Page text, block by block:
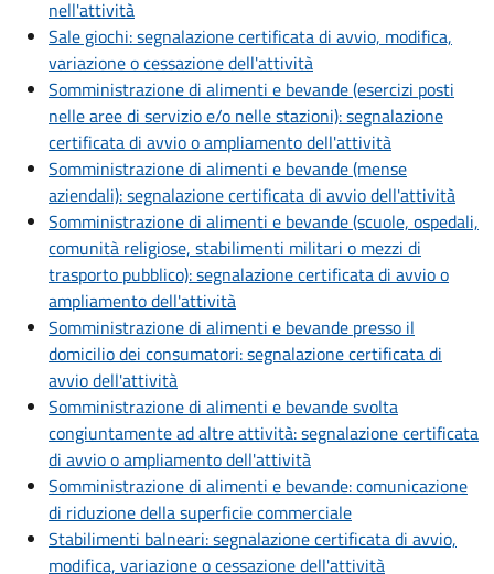
nell'attività
Sale giochi: segnalazione certificata di avvio, modifica,
variazione o cessazione dell'attività
Somministrazione di alimenti e bevande (esercizi posti
nelle aree di servizio e/o nelle stazioni): segnalazione
certificata di avvio o ampliamento dell'attività
Somministrazione di alimenti e bevande (mense
aziendali): segnalazione certificata di avvio dell'attività
Somministrazione di alimenti e bevande (scuole, ospedali,
comunità religiose, stabilimenti militari o mezzi di
trasporto pubblico): segnalazione certificata di avvio o
ampliamento dell'attività
Somministrazione di alimenti e bevande presso il
domicilio dei consumatori: segnalazione certificata di
avvio dell'attività
Somministrazione di alimenti e bevande svolta
congiuntamente ad altre attività: segnalazione certificata
di avvio o ampliamento dell'attività
Somministrazione di alimenti e bevande: comunicazione
di riduzione della superficie commerciale
Stabilimenti balneari: segnalazione certificata di avvio,
modifica, variazione o cessazione dell'attività